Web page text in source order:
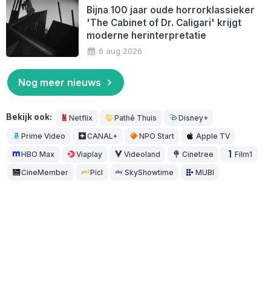
Bijna 100 jaar oude horrorklassieker
'The Cabinet of Dr. Caligari' krijgt
moderne herinterpretatie
6 aug 2026
Nog meer nieuws
Bekijk ook: Netflix Pathé Thuis Disney+
Prime Video CANAL+ NPO Start Apple TV
HBO Max Viaplay Videoland Cinetree Film1
CineMember Picl SkyShowtime MUBI